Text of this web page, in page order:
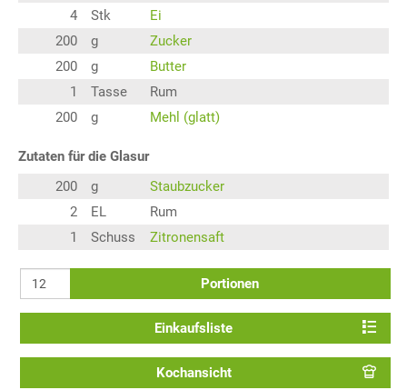
4
Stk
Ei
200
g
Zucker
200
g
Butter
1
Tasse
Rum
200
g Mehl (glatt)
Zutaten für die Glasur
200
g
Staubzucker
2
EL
Rum
1
Schuss Zitronensaft
Portionen
Einkaufsliste
Kochansicht